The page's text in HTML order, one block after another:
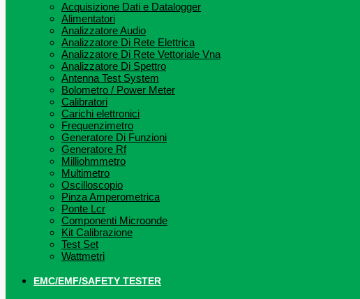
Acquisizione Dati e Datalogger
Alimentatori
Analizzatore Audio
Analizzatore Di Rete Elettrica
Analizzatore Di Rete Vettoriale Vna
Analizzatore Di Spettro
Antenna Test System
Bolometro / Power Meter
Calibratori
Carichi elettronici
Frequenzimetro
Generatore Di Funzioni
Generatore Rf
Milliohmmetro
Multimetro
Oscilloscopio
Pinza Amperometrica
Ponte Lcr
Componenti Microonde
Kit Calibrazione
Test Set
Wattmetri
EMC/EMF/SAFETY TESTER